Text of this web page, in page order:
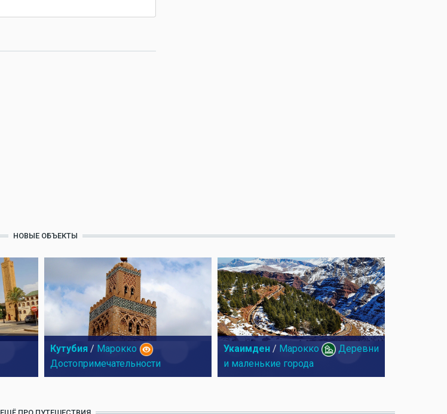
НОВЫЕ ОБЪЕКТЫ
Кутубия / Марокко
Достопримечательности
Укаимден / Марокко
Деревни
и маленькие города